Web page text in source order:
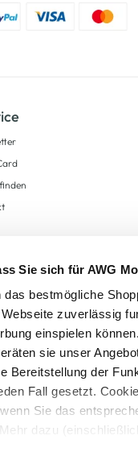
Sie sich für AWG
bestmögliche
zuverlässig
einspielen
sie unser
Bereitstellung der
Fall gesetzt.
Sie das
dazu
inkl. gesetzl. Mehrwertsteuer